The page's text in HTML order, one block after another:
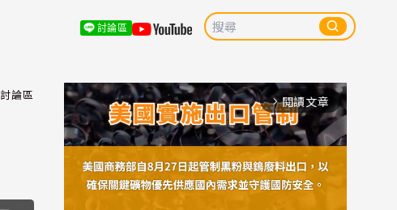
討論區
討論區 arrow_forward_ios 閱讀文章